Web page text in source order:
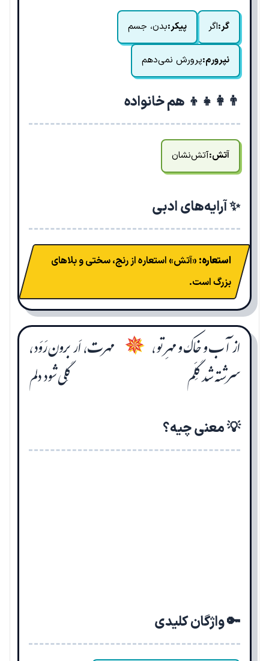
گر:اگر پیکر:بدن، جسم
نپرورم:پرورش نمی‌دهم
👨‍👩‍👧‍👦 هم خانواده
آتش:آتش‌نشان
✨ آرایه‌های ادبی
استعاره: «آتش» استعاره از رنج، سختی و بلاهای
بزرگ است.
از آب و خاک و مهرِ تو،
سرشته شد گِلَم
✵ مهرت، اَر برون رَوَد،
گِلی شود دلم
💡 معنی چیه؟
🔑 واژگان کلیدی